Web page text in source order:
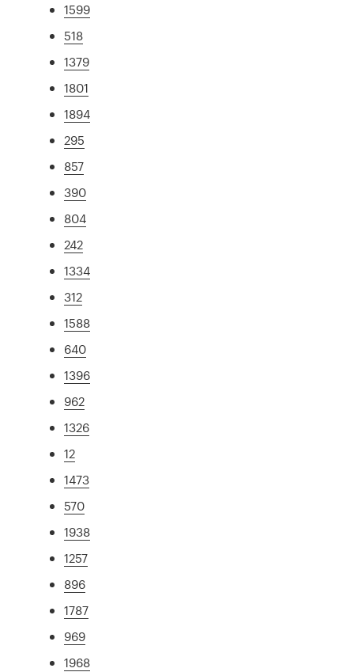
1599
518
1379
1801
1894
295
857
390
804
242
1334
312
1588
640
1396
962
1326
12
1473
570
1938
1257
896
1787
969
1968